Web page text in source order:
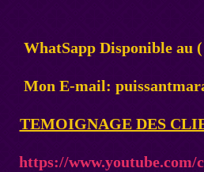
WhatSapp Disponible au (
Mon E-mail:
TEMOIGNAGE DES
https://